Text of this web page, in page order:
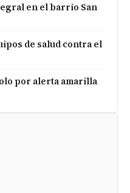
en el barrio San
de salud contra el
por alerta amarilla